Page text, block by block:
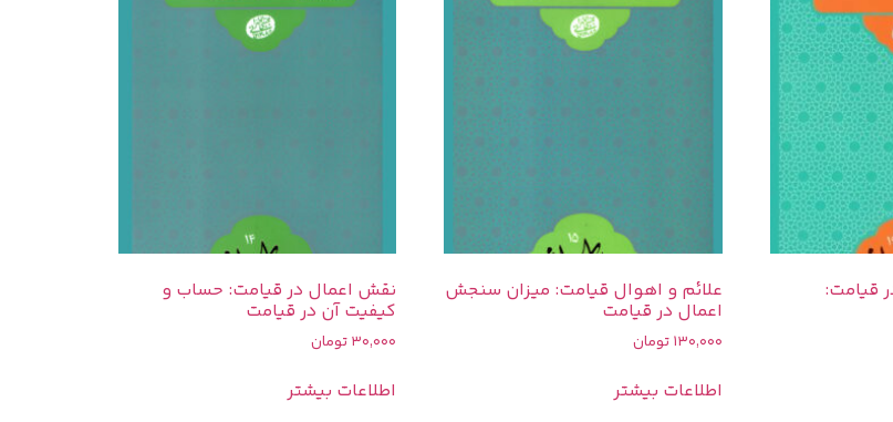
قیامت: علائم و اهوال قيامت: میزان سنجش
اعمال در قیامت
130,000تومان
اطلاعات بیشتر
نقش اعمال در قيامت: حساب و
کیفیت آن در قیامت
30,000تومان
اطلاعات بیشتر